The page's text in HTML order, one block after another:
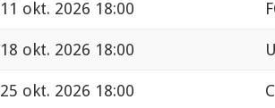
11 okt. 2026 18:00
18 okt. 2026 18:00
25 okt. 2026 18:00